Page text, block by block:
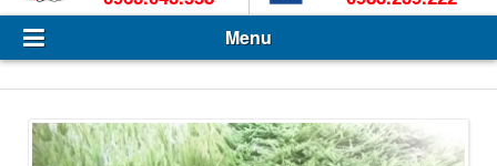
Liên hệ Menu